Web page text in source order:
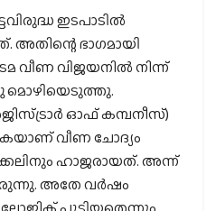
ഇടപാടില്‍
ഭാഗമായി
വീണ വിജയനില്‍ നിന്ന്
മൊഴിയെടുത്തു.
ഓഫ് കമ്പനീസ്)
വീണ ചോദ്യം
ഹാജരായത്. അന്ന്
അതേ വര്‍ഷം